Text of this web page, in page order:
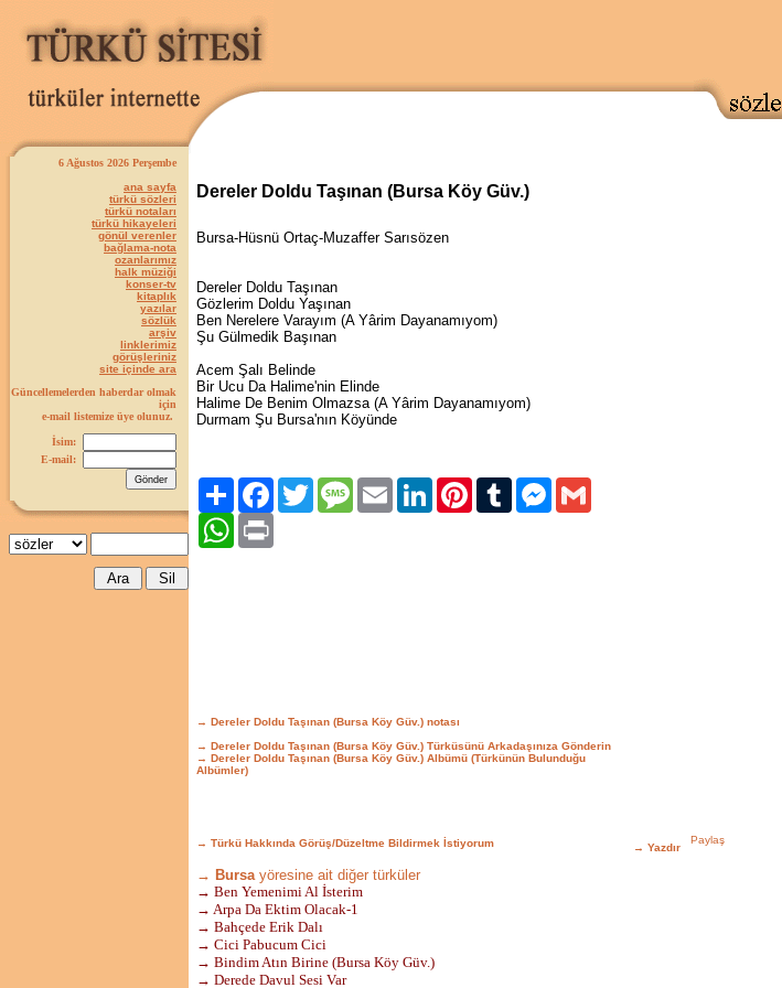
6 Ağustos 2026 Perşembe
ana sayfa
türkü sözleri
türkü notaları
türkü hikayeleri
gönül verenler
bağlama-nota
ozanlarımız
halk müziği
konser-tv
kitaplık
yazılar
sözlük
arşiv
linklerimiz
görüşleriniz
site içinde ara
Güncellemelerden haberdar olmak
için
e-mail listemize üye olunuz.
İsim:
E-mail:
Dereler Doldu Taşınan (Bursa Köy Güv.)
Bursa-Hüsnü Ortaç-Muzaffer Sarısözen
Dereler Doldu Taşınan
Gözlerim Doldu Yaşınan
Ben Nerelere Varayım (A Yârim Dayanamıyom)
Şu Gülmedik Başınan
Acem Şalı Belinde
Bir Ucu Da Halime'nin Elinde
Halime De Benim Olmazsa (A Yârim Dayanamıyom)
Durmam Şu Bursa'nın Köyünde
Paylaş FacebookTwitter Message Email LinkedIn Pinterest Tumblr Messenger
WhatsApp
→ Dereler Doldu Taşınan (Bursa Köy Güv.) notası
→ Dereler Doldu Taşınan (Bursa Köy Güv.) Türküsünü Arkadaşınıza Gönderin
→ Dereler Doldu Taşınan (Bursa Köy Güv.) Albümü (Türkünün Bulunduğu
Albümler)
→ Türkü Hakkında Görüş/Düzeltme Bildirmek İstiyorum → Yazdır
→ Bursayöresine ait diğer türküler
→ Ben Yemenimi Al İsterim
→ Arpa Da Ektim Olacak-1
→ Bahçede Erik Dalı
→ Cici Pabucum Cici
→ Bindim Atın Birine (Bursa Köy Güv.)
→ Derede Davul Sesi Var